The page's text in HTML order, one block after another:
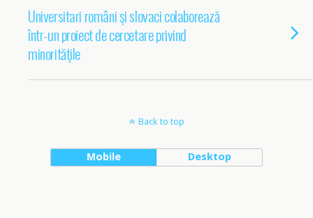
Universitari români şi slovaci colaborează
într-un proiect de cercetare privind
minorităţile
Back to top
Mobile Desktop